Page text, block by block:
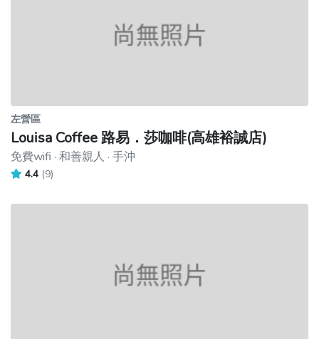
左營區
Louisa Coffee 路易．莎咖啡(高雄裕誠店)
免費wifi · 和善親人 · 手沖
4.4 (9)